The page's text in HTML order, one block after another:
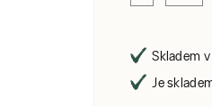
Skladem
Je